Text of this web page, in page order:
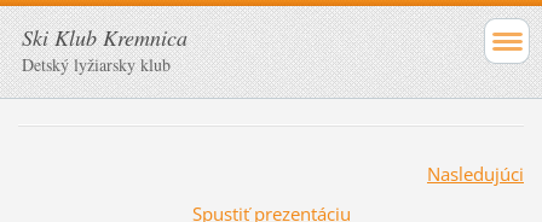
Ski Klub Kremnica
Detský lyžiarsky klub
Nasledujúci
Spustiť prezentáciu